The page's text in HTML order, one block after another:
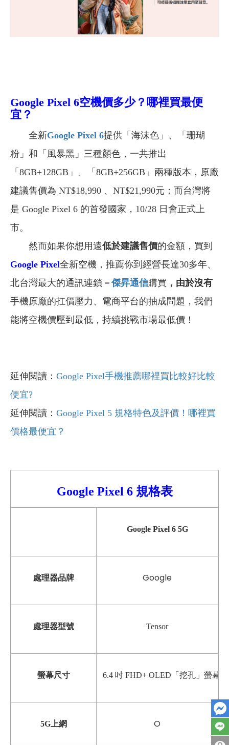
Google Pixel 6空機價多少？哪裡買最便
宜？
全新Google Pixel 6提供「海沫色」、「珊瑚
粉」和「風暴黑」三種顏色，一共推出
「8GB+128GB」、「8GB+256GB」兩種版本，原廠
建議售價為 NT$18,990 、NT$21,990元；而台灣將
是 Google Pixel 6 的首發國家，10/28 日會正式上
市。
然而如果你想用遠低於建議售價的金額，買到
Google Pixel全新空機，推薦你到經營長達30多年、
北台灣最大的通訊連鎖 － 傑昇通信購買 ，由於沒有
手機原廠的扛價壓力、電商平台的抽成問題，我們
能將空機價壓到最低，持續挑戰市場最低價！
延伸閱讀： Google Pixel手機推薦哪裡買比較好比較
便宜?
延伸閱讀： Google Pixel 5 規格特色及評價！哪裡買
價格最便宜？
Google Pixel 6 規格表
Google Pixel 6 5G
處理器品牌 Google
處理器型號 Tensor
螢幕尺寸 6.4 吋 FHD+ OLED「挖孔」螢幕
5G上網 O